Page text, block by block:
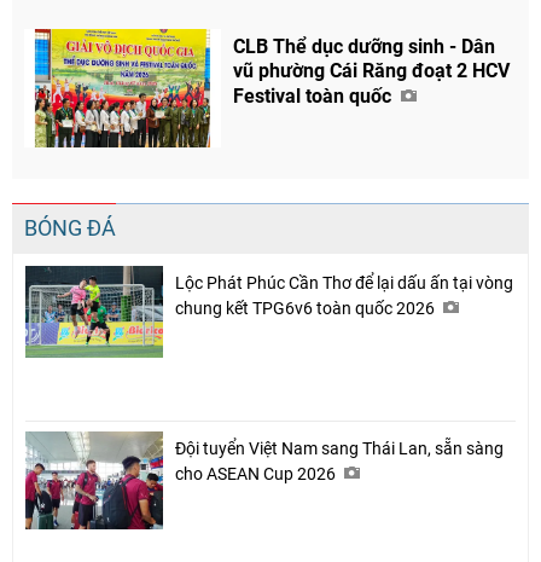
CLB Thể dục dưỡng sinh - Dân
vũ phường Cái Răng đoạt 2 HCV
Festival toàn quốc
BÓNG ĐÁ
Lộc Phát Phúc Cần Thơ để lại dấu ấn tại vòng
chung kết TPG6v6 toàn quốc 2026
Đội tuyển Việt Nam sang Thái Lan, sẵn sàng
cho ASEAN Cup 2026